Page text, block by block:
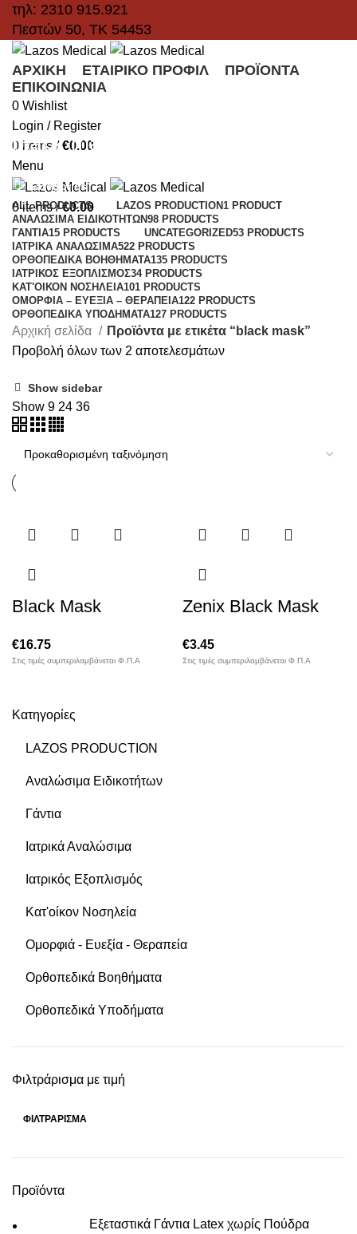
τηλ: 2310 915.921
Πεστών 50, ΤΚ 54453
ΑΡΧΙΚΉ ΕΤΑΙΡΙΚΌ ΠΡΟΦΊΛ
ΠΡΟΪΌΝΤΑ
ΕΠΙΚΟΙΝΩΝΊΑ
0 Wishlist
Login / Register
0 items / €0.00
Menu
0items / €0.00
black mask
Categories
ALL PRODUCTS LAZOS PRODUCTION1 PRODUCT
ΑΝΑΛΏΣΙΜΑ ΕΙΔΙΚΟΤΉΤΩΝ98 PRODUCTS
ΓΆΝΤΙΑ15 PRODUCTS UNCATEGORIZED53 PRODUCTS
ΙΑΤΡΙΚΆ ΑΝΑΛΏΣΙΜΑ522 PRODUCTS
ΟΡΘΟΠΕΔΙΚΆ ΒΟΗΘΉΜΑΤΑ135 PRODUCTS
ΙΑΤΡΙΚΌΣ ΕΞΟΠΛΙΣΜΌΣ34 PRODUCTS
ΚΑΤ'ΟΊΚΟΝ ΝΟΣΗΛΕΊΑ101 PRODUCTS
ΟΜΟΡΦΙΆ – ΕΥΕΞΊΑ – ΘΕΡΑΠΕΊΑ122 PRODUCTS
ΟΡΘΟΠΕΔΙΚΆ ΥΠΟΔΉΜΑΤΑ127 PRODUCTS
Κατηγορίες
LAZOS PRODUCTION
Αναλώσιμα Ειδικοτήτων
Γάντια
Ιατρικά Αναλώσιμα
Ιατρικός Εξοπλισμός
Κατ'οίκον Νοσηλεία
Ομορφιά - Ευεξία - Θεραπεία
Ορθοπεδικά Βοηθήματα
Ορθοπεδικά Υποδήματα
Φιλτράρισμα με τιμή
ΦΙΛΤΡΆΡΙΣΜΑ
Προϊόντα
Εξεταστικά Γάντια Latex χωρίς Πούδρα
Αρχική σελίδα
Προϊόντα με ετικέτα “black mask”
Προβολή όλων των 2 αποτελεσμάτων
Show sidebar
Show 9 24 36
Black Mask
€16.75
Στις τιμές συμπεριλαμβάνεται Φ.Π.Α
Zenix Black Mask
€3.45
Στις τιμές συμπεριλαμβάνεται Φ.Π.Α